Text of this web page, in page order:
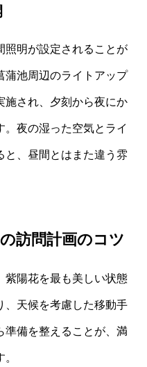
照明が設定されることが
蒲池周辺のライトアップ
施され、夕刻から夜にか
。夜の湿った空気とライ
と、昼間とはまた違う雰
訪問計画のコツ
紫陽花を最も美しい状態
、天候を考慮した移動手
準備を整えることが、満